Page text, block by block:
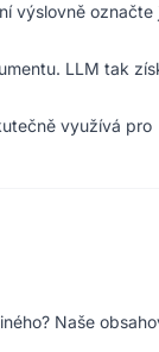
výslovně označte
LLM tak
využívá pro
Naše